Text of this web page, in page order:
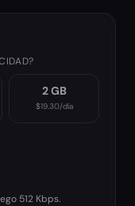
2 GB
$19.30/día
512 Kbps.